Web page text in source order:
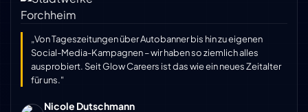
„Von Tageszeitungen über Autobanner bis hin zu eigenen
Social-Media-Kampagnen – wir haben so ziemlich alles
ausprobiert. Seit Glow Careers ist das wie ein neues Zeitalter
für uns."
Nicole Dutschmann